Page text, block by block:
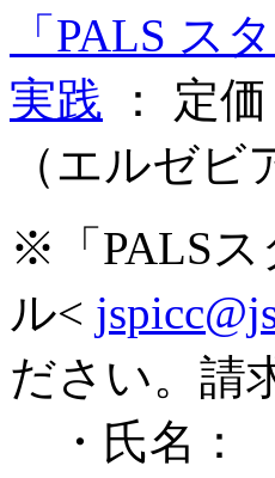
「PALS ス
実践 ： 定価
（エルゼ
※「PALSス
ル<
ださい。請
・氏名：